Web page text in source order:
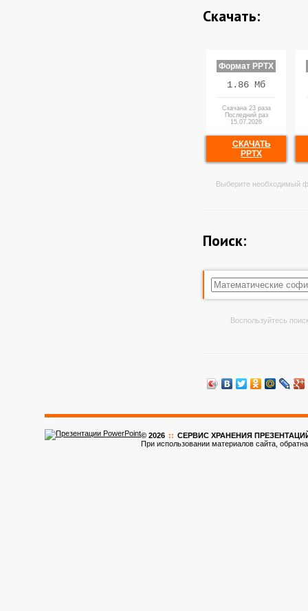
Скачать:
Формат PPTX
1.86 Мб
Скачана 23 раза
Последний раз
15.07.2026
СКАЧАТЬ
PPTX
Выберите необходимый
Поиск:
Воспользуйтесь
© 2026 :: CЕРВИС ХРАНЕНИЯ ПРЕЗЕНТАЦИЙ
При использовании материалов сайта,